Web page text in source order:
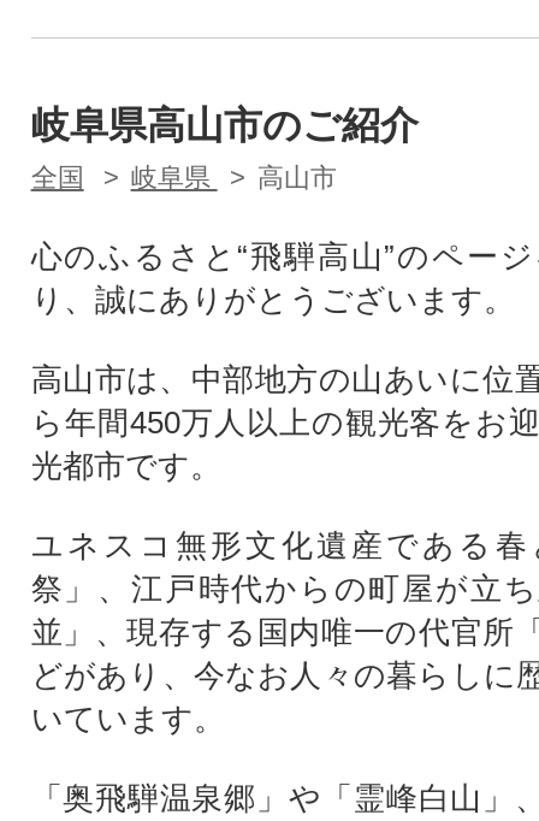
岐阜県高山市のご紹介
全国 岐阜県 高山市
心のふるさと“飛騨高山”のペー
り、誠にありがとうございます。
高山市は、中部地方の山あいに位
ら年間450万人以上の観光客をお
光都市です。
ユネスコ無形文化遺産である春
祭」、江戸時代からの町屋が立
並」、現存する国内唯一の代官所
どがあり、今なお人々の暮らしに
いています。
「奥飛騨温泉郷」や「霊峰白山」